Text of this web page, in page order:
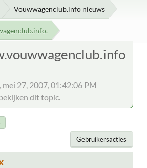
Vouwwagenclub.info nieuws
27, 2007, 01:42:06 PM
dit topic.
Gebruikersacties